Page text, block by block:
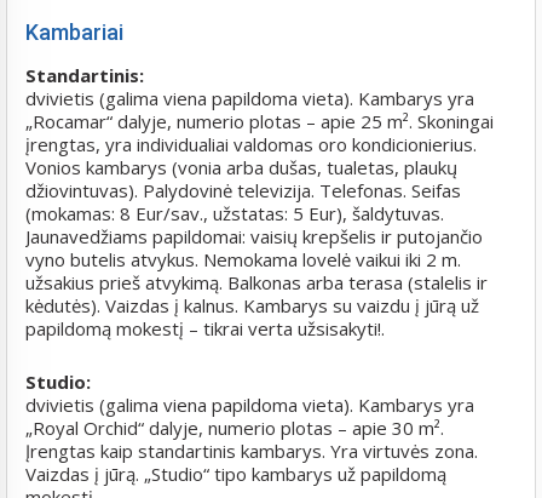
Kambariai
Standartinis:
dvivietis (galima viena papildoma vieta). Kambarys yra
„Rocamar“ dalyje, numerio plotas – apie 25 m². Skoningai
įrengtas, yra individualiai valdomas oro kondicionierius.
Vonios kambarys (vonia arba dušas, tualetas, plaukų
džiovintuvas). Palydovinė televizija. Telefonas. Seifas
(mokamas: 8 Eur/sav., užstatas: 5 Eur), šaldytuvas.
Jaunavedžiams papildomai: vaisių krepšelis ir putojančio
vyno butelis atvykus. Nemokama lovelė vaikui iki 2 m.
užsakius prieš atvykimą. Balkonas arba terasa (stalelis ir
kėdutės). Vaizdas į kalnus. Kambarys su vaizdu į jūrą už
papildomą mokestį – tikrai verta užsisakyti!.
Studio:
dvivietis (galima viena papildoma vieta). Kambarys yra
„Royal Orchid“ dalyje, numerio plotas – apie 30 m².
Įrengtas kaip standartinis kambarys. Yra virtuvės zona.
Vaizdas į jūrą. „Studio“ tipo kambarys už papildomą